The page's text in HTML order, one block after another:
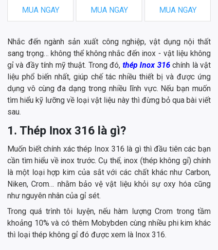
MUA NGAY MUA NGAY MUA NGAY
Nhắc đến ngành sản xuất công nghiệp, vật dụng nội thất
sang trọng… không thể không nhắc đến inox - vật liệu không
gỉ và đầy tính mỹ thuật. Trong đó, thép Inox 316chính là vật
liệu phổ biến nhất, giúp chế tác nhiều thiết bị và được ứng
dụng vô cùng đa dạng trong nhiều lĩnh vực. Nếu bạn muốn
tìm hiểu kỹ lưỡng về loại vật liệu này thì đừng bỏ qua bài viết
sau.
1. Thép Inox 316 là gì?
Muốn biết chính xác thép Inox 316 là gì thì đầu tiên các bạn
cần tìm hiểu về inox trước. Cụ thể, inox (thép không gỉ) chính
là một loại hợp kim của sắt với các chất khác như Carbon,
Niken, Crom… nhằm bảo vệ vật liệu khỏi sự oxy hóa cũng
như nguyên nhân của gỉ sét.
Trong quá trình tôi luyện, nếu hàm lượng Crom trong tầm
khoảng 10% và có thêm Mobybden cùng nhiều phi kim khác
thì loại thép không gỉ đó được xem là Inox 316.